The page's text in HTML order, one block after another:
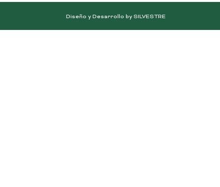
Diseño y Desarrollo by SILVESTRE